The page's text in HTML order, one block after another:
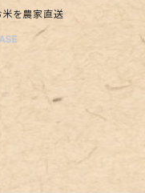
を農家直送